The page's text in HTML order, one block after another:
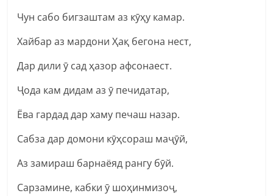
Чун сабо бигзаштам аз кӯҳу камар.
Хайбар аз мардони Ҳақ бегона нест,
Дар дили ӯ сад ҳазор афсонаест.
Ҷода кам дидам аз ӯ печидатар,
Ёва гардад дар хаму печаш назар.
Сабза дар домони кӯҳсораш маҷӯй,
Аз замираш барнаёяд рангу бӯй.
Сарзамине, кабки ӯ шоҳинмизоҷ,